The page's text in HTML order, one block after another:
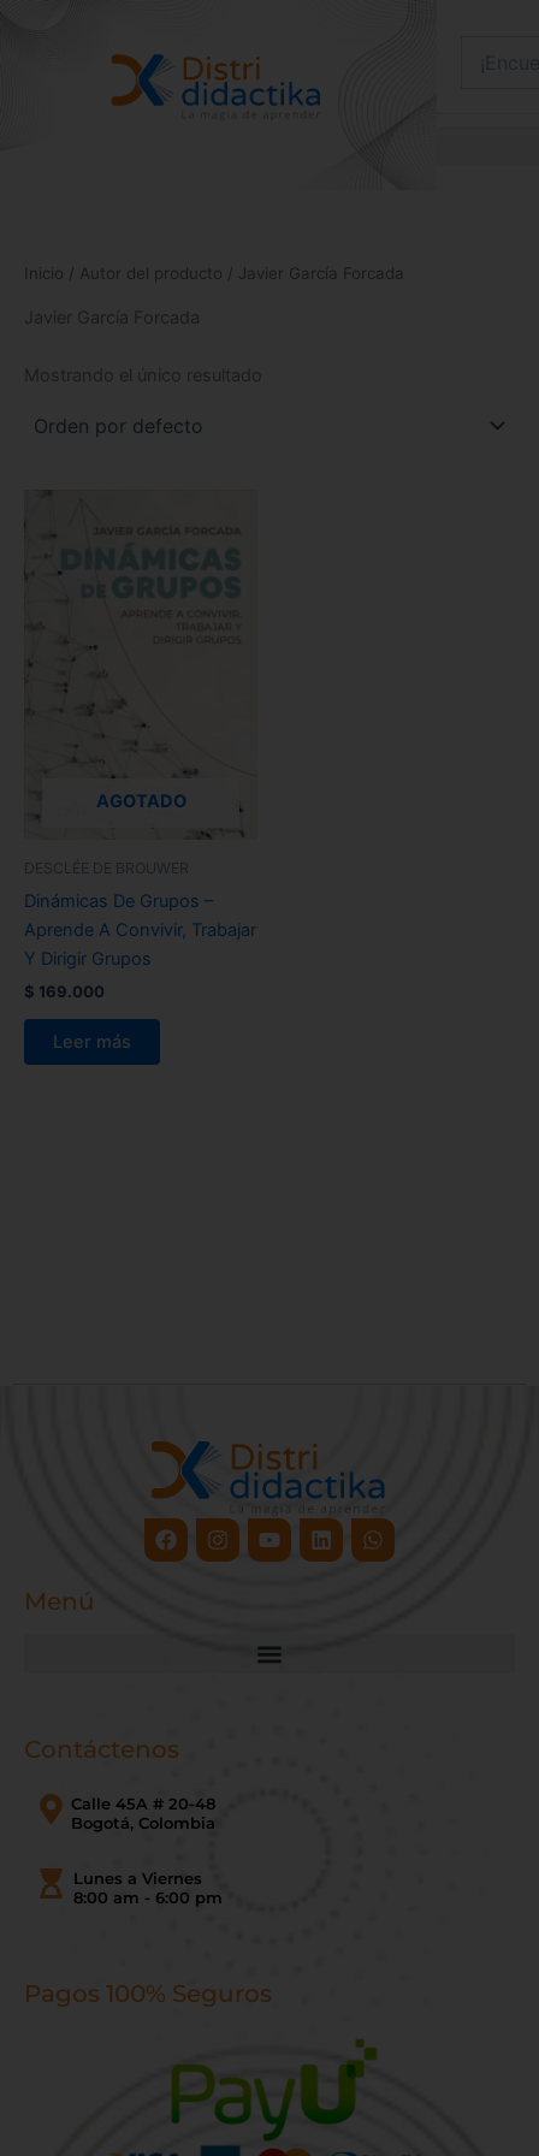
Inicio / Autor del producto / Javier García Forcada
Javier García Forcada
Mostrando el único resultado
AGOTADO
DESCLÉE DE BROUWER
Dinámicas De Grupos –
Aprende A Convivir, Trabajar
Y Dirigir Grupos
$ 169.000
Leer más
FacebookInstagram
YoutubeLinkedinWhatsapp
Menú
Contáctenos
Calle 45A # 20-48
Bogotá, Colombia
Lunes a Viernes
8:00 am - 6:00 pm
Pagos 100% Seguros